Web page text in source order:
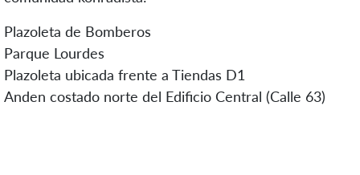
Plazoleta de Bomberos
Parque Lourdes
Plazoleta ubicada frente a Tiendas D1
Anden costado norte del Edificio Central (Calle 63)